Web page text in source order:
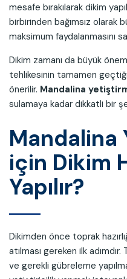
mesafe bırakılarak dikim
birbirinden bağımsız olarak
maksimum faydalanmasını
Dikim zamanı da büyük
tehlikesinin tamamen
önerilir. Mandalina
sulamaya kadar dikkatli bir
için Dikim
Yapılır?
Dikimden önce toprak
atılması gereken ilk
ve gerekli gübreleme